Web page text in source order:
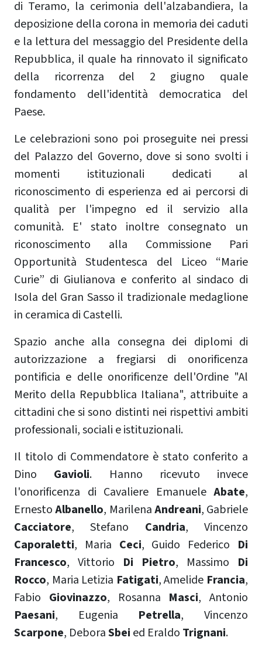
di Teramo, la cerimonia dell'alzabandiera, la
deposizione della corona in memoria dei caduti
e la lettura del messaggio del Presidente della
Repubblica, il quale ha rinnovato il significato
della ricorrenza del 2 giugno quale
fondamento dell'identità democratica del
Paese.
Le celebrazioni sono poi proseguite nei pressi
del Palazzo del Governo, dove si sono svolti i
momenti istituzionali dedicati al
riconoscimento di esperienza ed ai percorsi di
qualità per l'impegno ed il servizio alla
comunità. E' stato inoltre consegnato un
riconoscimento alla Commissione Pari
Opportunità Studentesca del Liceo “Marie
Curie” di Giulianova e conferito al sindaco di
Isola del Gran Sasso il tradizionale medaglione
in ceramica di Castelli.
Spazio anche alla consegna dei diplomi di
autorizzazione a fregiarsi di onorificenza
pontificia e delle onorificenze dell'Ordine "Al
Merito della Repubblica Italiana", attribuite a
cittadini che si sono distinti nei rispettivi ambiti
professionali, sociali e istituzionali.
Il titolo di Commendatore è stato conferito a
Dino Gavioli. Hanno ricevuto invece
l'onorificenza di Cavaliere Emanuele Abate,
ErnestoAlbanello, MarilenaAndreani, Gabriele
Cacciatore, Stefano Candria, Vincenzo
Caporaletti, Maria Ceci, Guido Federico Di
Francesco, Vittorio Di Pietro, Massimo Di
Rocco, Maria Letizia Fatigati, Amelide Francia,
Fabio Giovinazzo, Rosanna Masci, Antonio
Paesani, Eugenia Petrella, Vincenzo
Scarpone, DeboraSbei ed Eraldo Trignani.